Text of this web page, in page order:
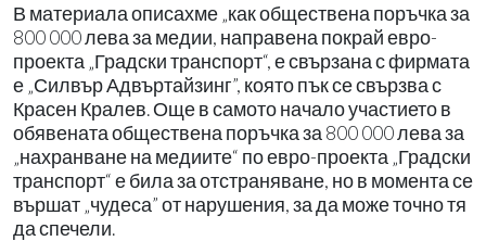
В материала описахме „как обществена поръчка за
800 000 лева за медии, направена покрай евро-
проекта „Градски транспорт“, е свързана с фирмата
е „Силвър Адвъртайзинг”, която пък се свързва с
Красен Кралев. Още в самото начало участието в
обявената обществена поръчка за 800 000 лева за
„нахранване на медиите“ по евро-проекта „Градски
транспорт“ е била за отстраняване, но в момента се
вършат „чудеса” от нарушения, за да може точно тя
да спечели.